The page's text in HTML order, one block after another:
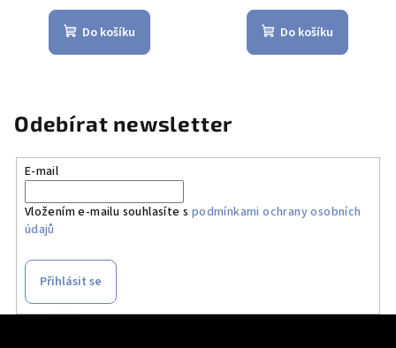
Do košíku
hodnocení
produktu
Do košíku
Odebírat newsletter
E-mail
Vložením e-mailu souhlasíte s podmínkami ochrany osobních
údajů
Přihlásit se